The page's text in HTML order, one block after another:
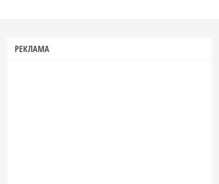
РЕКЛАМА